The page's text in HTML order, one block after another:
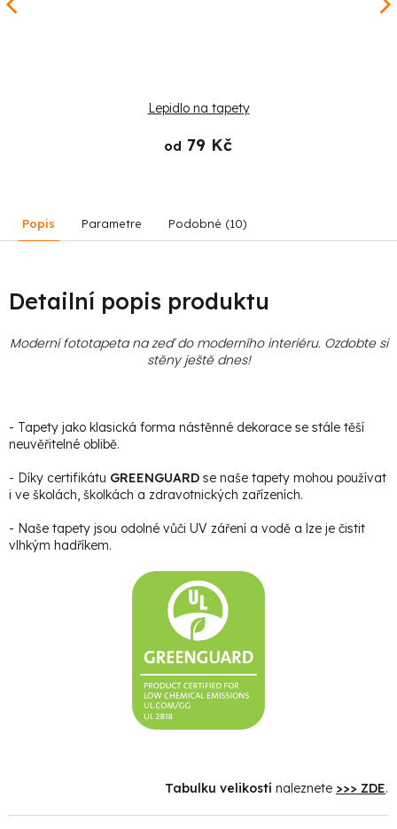
Lepidlo na tapety
od 79 Kč
Popis Parametre Podobné (10)
Detailní popis produktu
Moderní fototapeta na zeď do moderního interiéru. Ozdobte si
stěny ještě dnes!
- Tapety jako klasická forma nástěnné dekorace se stále těší
neuvěřitelné oblibě.
- Díky certifikátu GREENGUARD se naše tapety mohou používat
i ve školách, školkách a zdravotnických zařízeních.
- Naše tapety jsou odolné vůči UV záření a vodě a lze je čistit
vlhkým hadříkem.
Tabulku velikostí naleznete >>> ZDE.